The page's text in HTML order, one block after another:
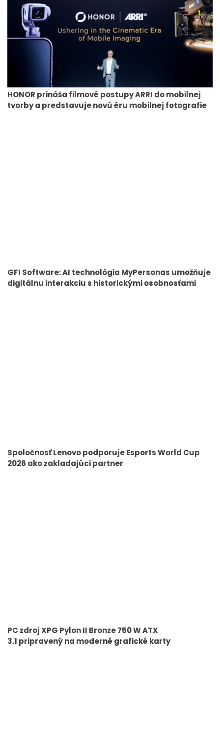
HONOR prináša filmové postupy ARRI do mobilnej
tvorby a predstavuje novú éru mobilnej fotografie
GFI Software: AI technológia MyPersonas umožňuje
digitálnu interakciu s historickými osobnosťami
Spoločnosť Lenovo podporuje Esports World Cup
2026 ako zakladajúci partner
PC zdroj XPG Pylon II Bronze 750 W ATX
3.1 pripravený na moderné grafické karty